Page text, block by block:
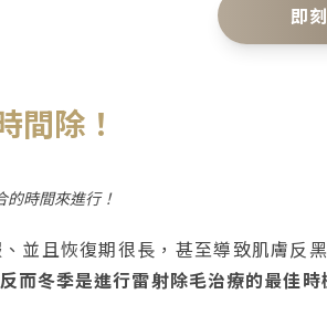
即
間除！
時間來進行！
並且恢復期很長，甚至導致肌膚反
而冬季是進行雷射除毛治療的最佳時